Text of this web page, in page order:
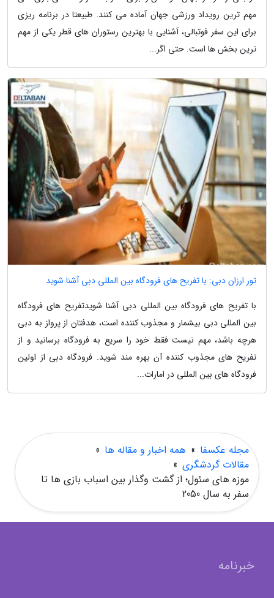
مهم ترین رویداد ورزشی جهان آماده می کنند. طبیعتا در برنامه ریزی
برای این سفر فوتبالی، آشنایی با بهترین رستوران های قطر یکی از مهم
ترین بخش ها است. حتی اگر...
تور ارزان دبی: با تفریح های فرودگاه بین المللی دبی آشنا شوید
با تفریح های فرودگاه بین المللی دبی آشنا شویدتفریح های فرودگاه
بین المللی دبی بیشمار و مجذوب کننده است، هدفتان از پرواز به دبی
هرچه باشد، مهم نیست فقط خود را سریع به فرودگاه برسانید و از
تفریح های مجذوب کننده آن بهره مند شوید. فرودگاه دبی از اولین
فرودگاه های بین المللی در امارات...
مجله عکسفا » همه اخبار و مقاله ها »
مقالات گردشگری »
موزه های سئول؛ از گشت وگذار بین اسباب بازی ها تا
سفر به سال 2050
خبرنامه